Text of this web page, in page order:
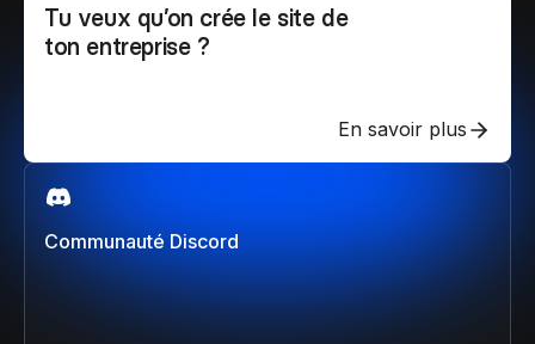
Communauté Discord
Tu veux qu’on crée le site de
ton entreprise ?
En savoir plus